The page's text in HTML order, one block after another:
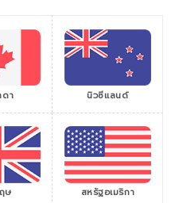
ดา นิวซีแลนด์
ษ สหรัฐอเมริกา